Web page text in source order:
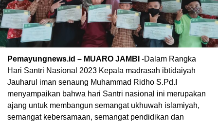
Pemayungnews.id – MUARO JAMBI -Dalam Rangka
Hari Santri Nasional 2023 Kepala madrasah ibtidaiyah
Jauharul iman senaung Muhammad Ridho S.Pd.I
menyampaikan bahwa hari Santri nasional ini merupakan
ajang untuk membangun semangat ukhuwah islamiyah,
semangat kebersamaan, semangat pendidikan dan